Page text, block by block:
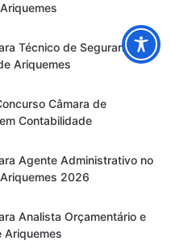
Técnico de Segurança do
Ariquemes
Câmara de
Contabilidade
Agente Administrativo no
2026
Analista Orçamentário e
Ariquemes